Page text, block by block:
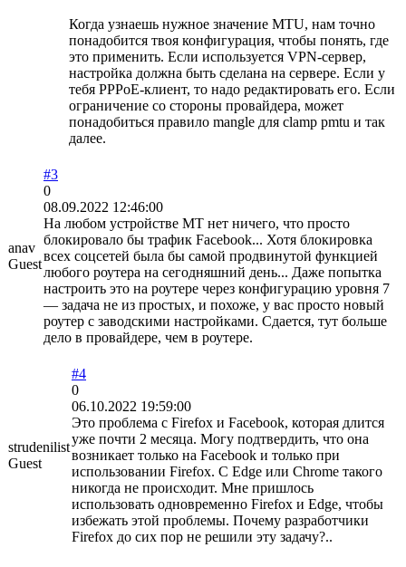
Когда узнаешь нужное значение MTU, нам точно
понадобится твоя конфигурация, чтобы понять, где
это применить. Если используется VPN-сервер,
настройка должна быть сделана на сервере. Если у
тебя PPPoE-клиент, то надо редактировать его. Если
ограничение со стороны провайдера, может
понадобиться правило mangle для clamp pmtu и так
далее.
anav
Guest
#3
0
08.09.2022 12:46:00
На любом устройстве MT нет ничего, что просто
блокировало бы трафик Facebook... Хотя блокировка
всех соцсетей была бы самой продвинутой функцией
любого роутера на сегодняшний день... Даже попытка
настроить это на роутере через конфигурацию уровня 7
— задача не из простых, и похоже, у вас просто новый
роутер с заводскими настройками. Сдается, тут больше
дело в провайдере, чем в роутере.
strudenilist
Guest
#4
0
06.10.2022 19:59:00
Это проблема с Firefox и Facebook, которая длится
уже почти 2 месяца. Могу подтвердить, что она
возникает только на Facebook и только при
использовании Firefox. С Edge или Chrome такого
никогда не происходит. Мне пришлось
использовать одновременно Firefox и Edge, чтобы
избежать этой проблемы. Почему разработчики
Firefox до сих пор не решили эту задачу?..